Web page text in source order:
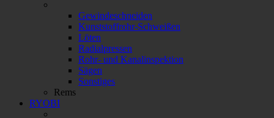
Gewindeschneiden
Kunststoffrohr-Schweißen
Löten
Radialpressen
Rohr- und Kanalinspektion
Sägen
Sonstiges
Rems
RYOBI